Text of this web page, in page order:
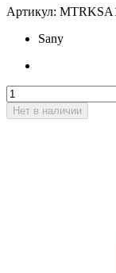
Артикул:
Sany
Нет в наличии